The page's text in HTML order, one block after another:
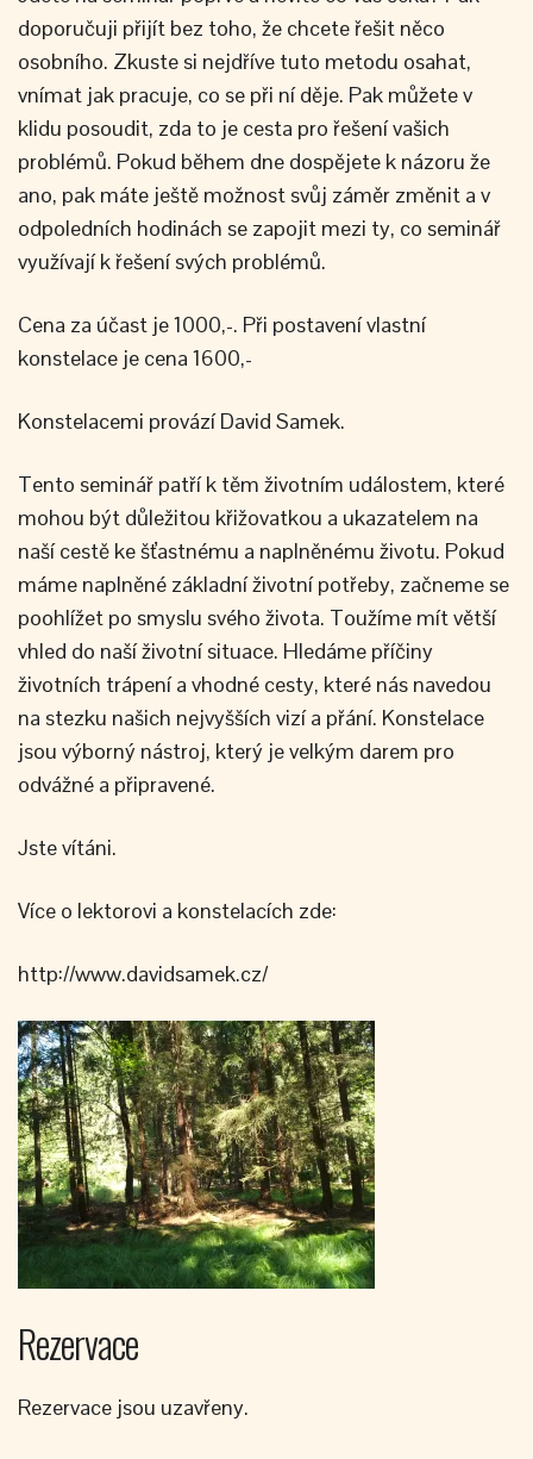
doporučuji přijít bez toho, že chcete řešit něco
osobního. Zkuste si nejdříve tuto metodu osahat,
vnímat jak pracuje, co se při ní děje. Pak můžete v
klidu posoudit, zda to je cesta pro řešení vašich
problémů. Pokud během dne dospějete k názoru že
ano, pak máte ještě možnost svůj záměr změnit a v
odpoledních hodinách se zapojit mezi ty, co seminář
využívají k řešení svých problémů.
Cena za účast je 1000,-. Při postavení vlastní
konstelace je cena 1600,-
Konstelacemi provází David Samek.
Tento seminář patří k těm životním událostem, které
mohou být důležitou křižovatkou a ukazatelem na
naší cestě ke šťastnému a naplněnému životu. Pokud
máme naplněné základní životní potřeby, začneme se
poohlížet po smyslu svého života. Toužíme mít větší
vhled do naší životní situace. Hledáme příčiny
životních trápení a vhodné cesty, které nás navedou
na stezku našich nejvyšších vizí a přání. Konstelace
jsou výborný nástroj, který je velkým darem pro
odvážné a připravené.
Jste vítáni.
Více o lektorovi a konstelacích zde:
http://www.davidsamek.cz/
Rezervace
Rezervace jsou uzavřeny.